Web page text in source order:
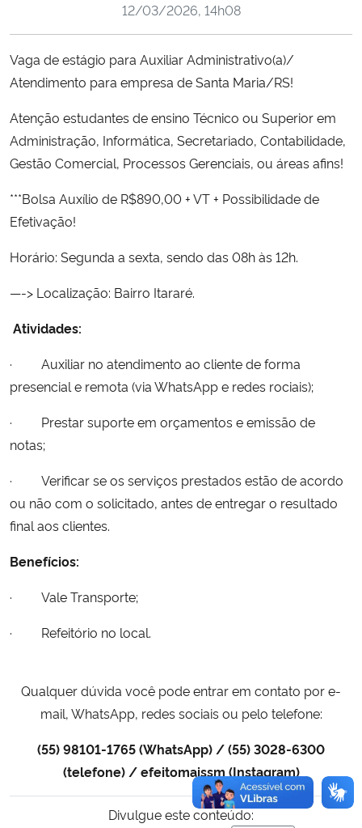
Ministério da Saúde
Ministério da Ciência, Tecnologia, Inovações e Comunicações
Ministério do Turismo
Ministério da Mulher, da Família e dos Direitos Humanos
Secretaria-Geral
Secretaria de Governo
Gabinete de Segurança Institucional
Advocacia-Geral da União
Banco Central do Brasil
12/03/2026, 14h08
Vaga de estágio para Auxiliar Administrativo(a)/
Atendimento para empresa de Santa Maria/RS!
Atenção estudantes de ensino Técnico ou Superior em
Administração, Informática, Secretariado, Contabilidade,
Gestão Comercial, Processos Gerenciais, ou áreas afins!
***Bolsa Auxílio de R$890,00 + VT + Possibilidade de
Efetivação!
Horário: Segunda a sexta, sendo das 08h às 12h.
—-> Localização: Bairro Itararé.
Atividades:
· Auxiliar no atendimento ao cliente de forma
presencial e remota (via WhatsApp e redes rociais);
· Prestar suporte em orçamentos e emissão de
notas;
· Verificar se os serviços prestados estão de acordo
ou não com o solicitado, antes de entregar o resultado
final aos clientes.
Benefícios:
· Vale Transporte;
· Refeitório no local.
Qualquer dúvida você pode entrar em contato por e-
mail, WhatsApp, redes sociais ou pelo telefone:
(55) 98101-1765 (WhatsApp) / (55) 3028-6300
(telefone) / efeitomaissm (Instagram)
Divulgue este conteúdo: